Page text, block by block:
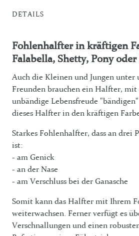
DETAILS
Fohlenhalfter in kräftigen
Falabella, Shetty, Pony
Auch die Kleinen und Jungen unter
Freunden brauchen ein Halfter,
unbändige Lebensfreude
dieses Halfter in den kräftigen
Starkes Fohlenhalfter, dass an drei
ist:
- am Genick
- an der Nase
- am Verschluss bei der Ganasche
Somit kann das Halfter mit Ihrem
weiterwachsen. Ferner verfügt es
Verschnallungen und einen